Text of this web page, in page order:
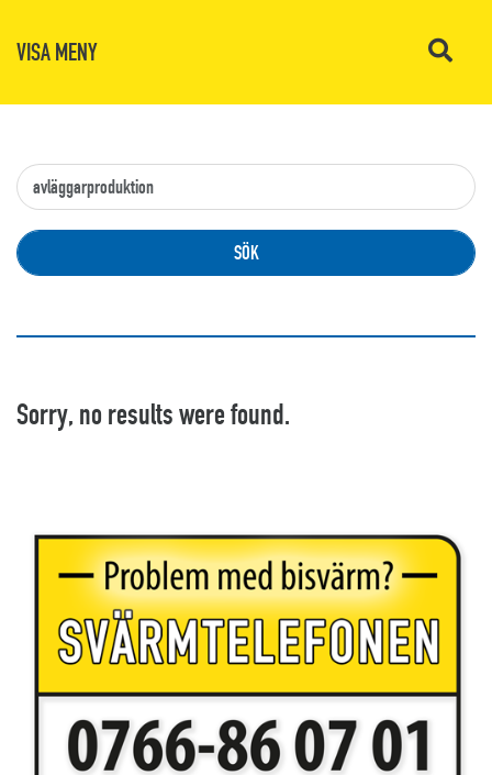
VISA MENY
Sorry, no results were found.